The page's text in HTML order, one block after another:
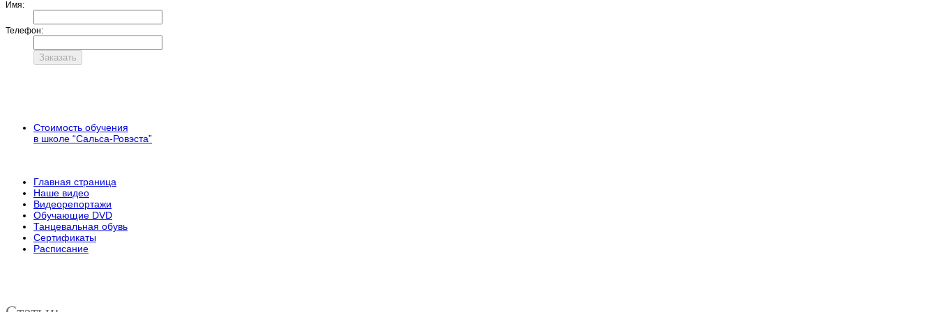
Имя:
Телефон:
Стоимость обучения
в школе “Сальса-Ровэста”
Главная страница
Наше видео
Видеорепортажи
Обучающие DVD
Танцевальная обувь
Сертификаты
Расписание